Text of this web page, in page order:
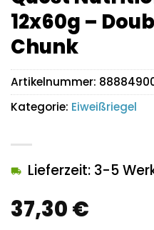
12x60g –
Chunk
37,30 €
Lieferzeit: 3-5
Artikelnummer:
Kategorie: Eiweißriegel